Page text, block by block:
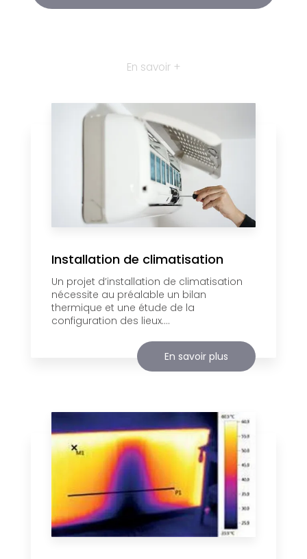
En savoir +
Installation de climatisation
Un projet d’installation de climatisation
nécessite au préalable un bilan
thermique et une étude de la
configuration des lieux....
En savoir plus